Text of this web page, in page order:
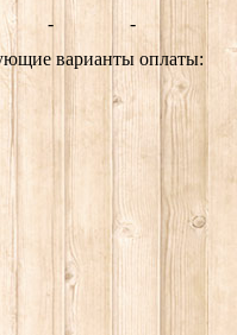
-
-
варианты оплаты: